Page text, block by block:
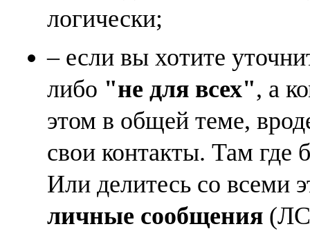
логически;
– если вы хотите
либо "не для всех", а
этом в общей теме,
свои контакты. Там где
Или делитесь со всеми
личные сообщения